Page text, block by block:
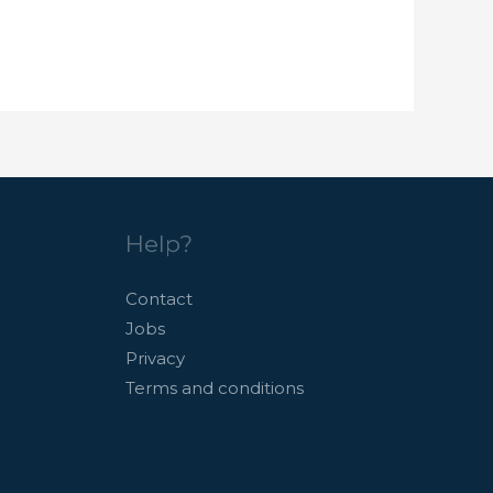
Help?
Contact
Jobs
Privacy
Terms and conditions